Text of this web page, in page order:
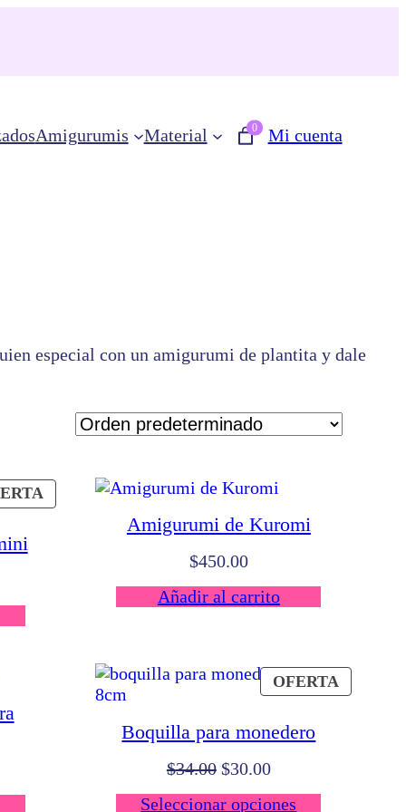
Amigurumis Material 0 Mi cuenta
especial con un amigurumi de plantita y dale
PRODUCTO
EN
Amigurumi de Kuromi
$450.00
Añadir al carrito
OFERTA
EN
Boquilla para monedero
$34.00 El
$30.00El
Seleccionar opciones